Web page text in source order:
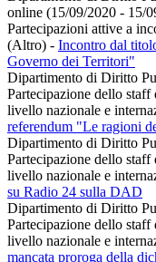
online (15/09/2020 - 15/
Partecipazioni attive a
(Altro) - Incontro dal
Governo dei Territori"
Dipartimento di Diritto
Partecipazione dello staff
livello nazionale e
referendum "Le ragioni
Dipartimento di Diritto
Partecipazione dello staff
livello nazionale e
su Radio 24 sulla DAD
Dipartimento di Diritto
Partecipazione dello staff
livello nazionale e
mancata proroga della